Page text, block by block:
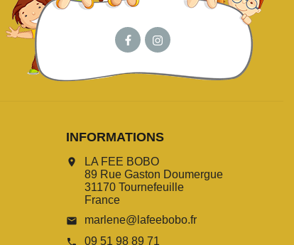
INFORMATIONS
location_on
LA FEE BOBO
89 Rue Gaston Doumergue
31170 Tournefeuille
France
email marlene@lafeebobo.fr
call 09 51 98 89 71